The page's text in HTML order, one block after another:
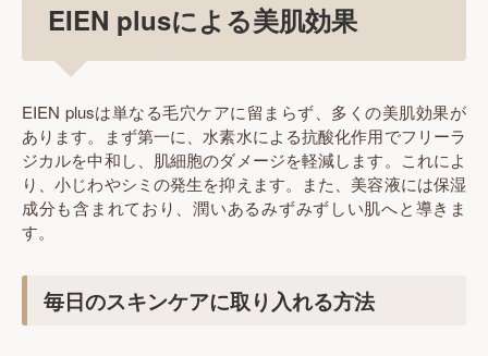
EIEN plusによる美肌効果
EIEN plusは単なる毛穴ケアに留まらず、多くの美肌効果が
あります。まず第一に、水素水による抗酸化作用でフリーラ
ジカルを中和し、肌細胞のダメージを軽減します。これによ
り、小じわやシミの発生を抑えます。また、美容液には保湿
成分も含まれており、潤いあるみずみずしい肌へと導きま
す。
毎日のスキンケアに取り入れる方法